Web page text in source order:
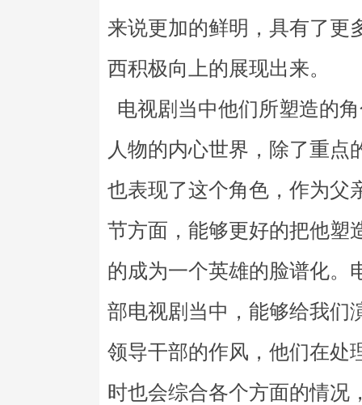
来说更加的鲜明，具有了更
西积极向上的展现出来。
电视剧当中他们所塑造的
人物的内心世界，除了重点
也表现了这个角色，作为父
节方面，能够更好的把他塑
的成为一个英雄的脸谱化。
部电视剧当中，能够给我们
领导干部的作风，他们在处
时也会综合各个方面的情况